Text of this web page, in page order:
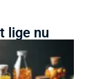
lige nu